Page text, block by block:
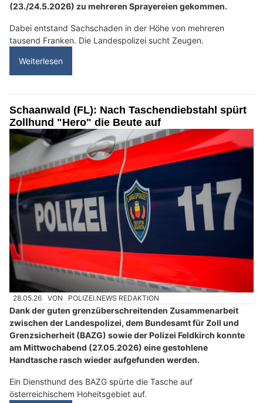
(23./24.5.2026) zu mehreren Sprayereien gekommen.
Dabei entstand Sachschaden in der Höhe von mehreren
tausend Franken. Die Landespolizei sucht Zeugen.
Weiterlesen
Schaanwald (FL): Nach Taschendiebstahl spürt
Zollhund "Hero" die Beute auf
28.05.26 VON POLIZEI.NEWS REDAKTION
Dank der guten grenzüberschreitenden Zusammenarbeit
zwischen der Landespolizei, dem Bundesamt für Zoll und
Grenzsicherheit (BAZG) sowie der Polizei Feldkirch konnte
am Mittwochabend (27.05.2026) eine gestohlene
Handtasche rasch wieder aufgefunden werden.
Ein Diensthund des BAZG spürte die Tasche auf
österreichischem Hoheitsgebiet auf.